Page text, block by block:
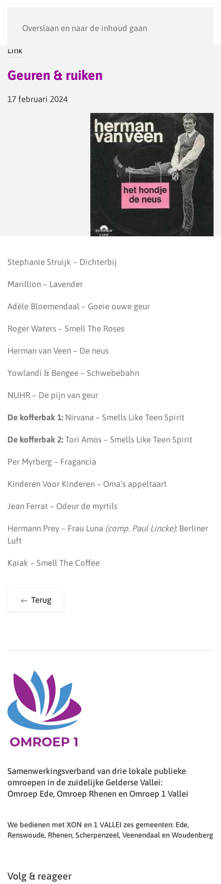
Overslaan en naar de inhoud gaan
Link
Geuren & ruiken
17 februari 2024
Stephanie Struijk – Dichterbij
Marillion – Lavender
Adèle Bloemendaal – Goeie ouwe geur
Roger Waters – Smell The Roses
Herman van Veen – De neus
Yowlandi & Bengee – Schwebebahn
NUHR – De pijn van geur
De kofferbak 1: Nirvana – Smells Like Teen Spirit
De kofferbak 2: Tori Amos – Smells Like Teen Spirit
Per Myrberg – Fragancia
Kinderen Voor Kinderen – Oma’s appeltaart
Jean Ferrat – Odeur de myrtils
Hermann Prey – Frau Luna (comp. Paul Lincke): Berliner
Luft
Kaiak – Smell The Coffee
Terug
Samenwerkingsverband van drie lokale publieke
omroepen in de zuidelijke Gelderse Vallei:
Omroep Ede, Omroep Rhenen en Omroep 1 Vallei
We bedienen met XON en 1 VALLEI zes gemeenten: Ede,
Renswoude, Rhenen, Scherpenzeel, Veenendaal en Woudenberg
Volg & reageer